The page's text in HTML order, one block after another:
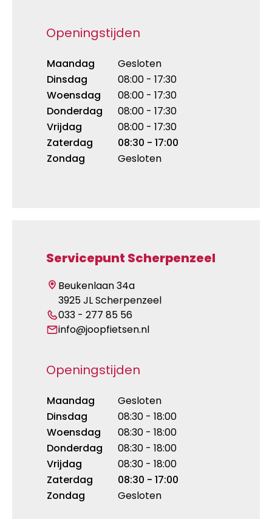
Openingstijden
Maandag
Gesloten
Dinsdag
08:00 - 17:30
Woensdag
08:00 - 17:30
Donderdag
08:00 - 17:30
Vrijdag
08:00 - 17:30
Zaterdag
08:30 - 17:00
Zondag
Gesloten
Servicepunt Scherpenzeel
Beukenlaan 34a
3925 JL Scherpenzeel
033 - 277 85 56
info@joopfietsen.nl
Openingstijden
Maandag
Gesloten
Dinsdag
08:30 - 18:00
Woensdag
08:30 - 18:00
Donderdag
08:30 - 18:00
Vrijdag
08:30 - 18:00
Zaterdag
08:30 - 17:00
Zondag
Gesloten